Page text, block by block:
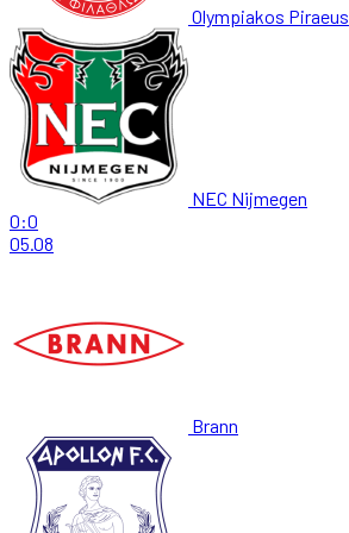
Olympiakos Piraeus
NEC Nijmegen
0:0
05.08
Brann